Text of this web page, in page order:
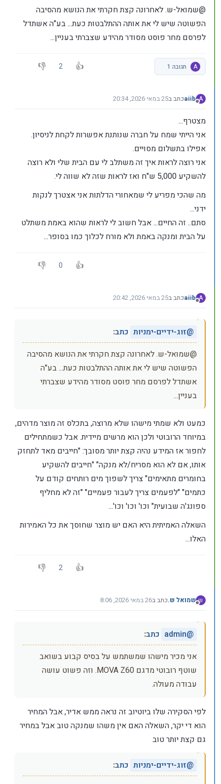
@שמואל-ש. לאחרונה קצת חקרתי את הנושא מהסיבה
הפשוטה שיש לי את אותה ההתלבטות כעת... בע"ה אשתדל
לפרסם מחר פוסט מסודר מהידע שצברתי בעניין...
A תגובה 1 2
A
מנותק
aiibכתב ב25 במאי 2026, 20:34
נערך לאחרונה על ידי
מצטרף...
אני הייתי שמח על חברה שנותנת אפשרות לקחת לניסיון.
אפילו בתשלום מסויים.
אני רוצה לראות איך זה משתלב לי עם הבית שלי ולא רוצה
להשקיע 5,000 ש"ח ואז לראות שזה לא שווה לי.
מה שהכי מפריע לי שמאחורי הדלתות אני אצטרך לנקות
ידני...
סתם.. זה החיים... אבל חשוב לי לראות שהוא באמת משתלט
על הבית ומנקה באמת ולא מורח לכלוך כמו בסופר...
0
A
מנותק
aiibכתב ב25 במאי 2026, 20:42
נערך לאחרונה על ידי aiib
@זוג-ידיים-ימניות כתב:
@שמואל-ש. לאחרונה קצת חקרתי את הנושא מהסיבה
הפשוטה שיש לי את אותה ההתלבטות כעת... בע"ה
אשתדל לפרסם מחר פוסט מסודר מהידע שצברתי
בעניין...
כמעט ולא שמתי מישהו שלא מרוצה, בתכלס זה מוצר מדהים,
במיוחד הרובוטי ולכן הוא מרשים מיידית. אבל כשמתחילים
לחפור אז המידע נהיה קצת יותר מסובך: "חייבים מאד לתחזק
אותו, אם לא הוא מסריח/לא מנקה" "חייבים להשקיע
בחומרים מתאימים" צריך לשפוך מים רותחים קודם על
כתמים" "לפעמים צריך לעבור פעמיים" "זה לא מחליף
ספונג'ה שבועית" וכו' וכו' וכו'...
השאלה האמיתית היא האם יש מוצר שחוסך את כל האמירות
האלו...
2
ש
מנותק
שמואל ש.כתב ב26 במאי 2026, 8:06
נערך לאחרונה על ידי
@
admin כתב:
אני מכיר מישהו שמשתמש על בסיס קבוע בשואב
שוטף רובוטי מדגם MOVA Z60. וזה פשוט עושה
עבודה מעולה.
לפי הסקירה שלו ביוטיוב זה נראה ממש אדיר, אבל המחיר
הוא די יקר, השאלה האם אין משהו שמנקה טוב אבל במחיר
גם קצת יותר טוב
@זוג-ידיים-ימניות כתב: